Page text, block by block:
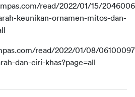
read/2022/01/15/
keunikan-ornamen-mitos-dan-
read/2022/01/08/
dan-ciri-khas?page=all